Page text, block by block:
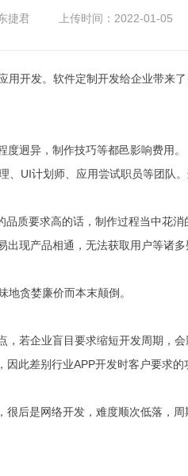
捷君 上传时间：2022-01-05
开发。软件定制开发给企业带来
迥异，制作技巧等都邑影响费用。
UI计划师、应用尝试职员等团队
质要求高的话，制作过程当中花
现产品相通，无法获取用户等诸
贪婪廉价而本末颠倒。
若企业盲目要求缩短开发周期，会
此差别行业APP开发时客户要求
后是网络开发，难度顺次低落，